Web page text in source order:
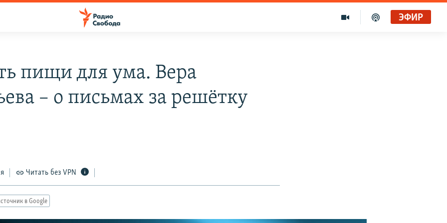
ЭФИР
пищи для ума. Вера
– о письмах за решётку
Читать без VPN
в Google